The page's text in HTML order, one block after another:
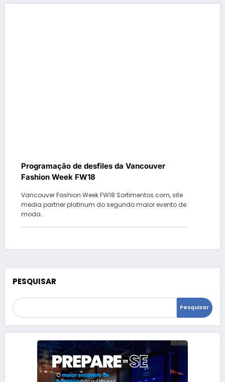
Programação de desfiles da Vancouver
Fashion Week FW18
Vancouver Fashion Week FW18 Sortimentos.com, site
media partner platinum do segundo maior evento de
moda…
PESQUISAR
Pesquisar